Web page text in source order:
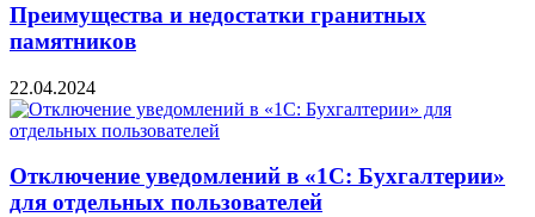
Преимущества и недостатки гранитных
памятников
22.04.2024
Отключение уведомлений в «1С: Бухгалтерии»
для отдельных пользователей